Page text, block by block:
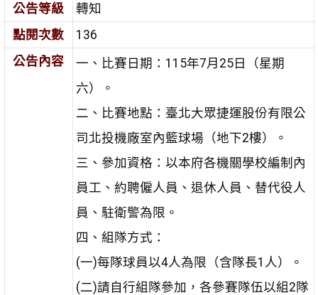
公告等級
轉知
點閱次數
136
公告內容
一、比賽日期：115年7月25日（星期
六）。
二、比賽地點：臺北大眾捷運股份有限公
司北投機廠室內籃球場（地下2樓）。
三、參加資格：以本府各機關學校編制內
員工、約聘僱人員、退休人員、替代役人
員、駐衛警為限。
四、組隊方式：
(一)每隊球員以4人為限（含隊長1人）。
(二)請自行組隊參加，各參賽隊伍以組2隊